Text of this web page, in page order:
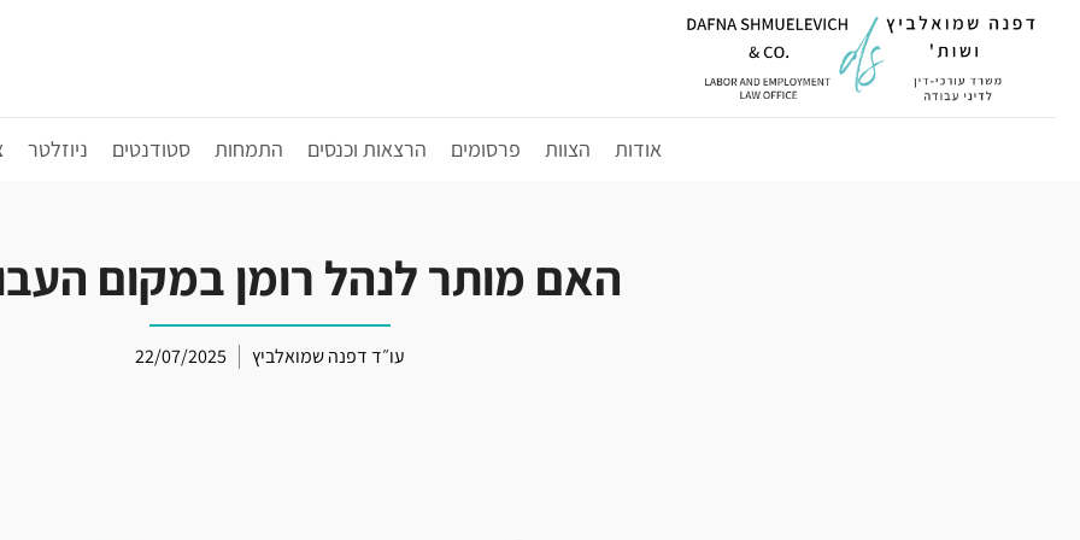
אודות הצוות פרסומים הרצאות וכנסים התמחות סטודנטים ניוזלטר
האם מותר לנהל רומן במקום
עו״ד דפנה שמואלביץ 22/07/2025